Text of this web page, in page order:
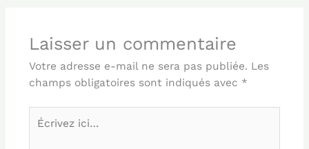
Laisser un commentaire
Votre adresse e-mail ne sera pas publiée. Les
champs obligatoires sont indiqués avec *
Écrivez
ici…